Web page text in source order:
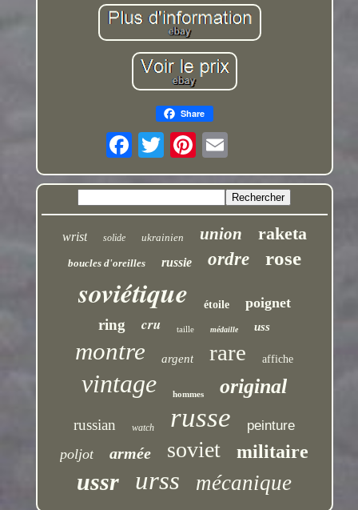
Share
wrist solide ukrainien union raketa
boucles d'oreilles russie ordre rose
soviétique étoile poignet
ring cru taille médaille uss
montre argent rare affiche
vintage hommes original
russian watch russe peinture
poljot armée soviet militaire
ussr urss mécanique